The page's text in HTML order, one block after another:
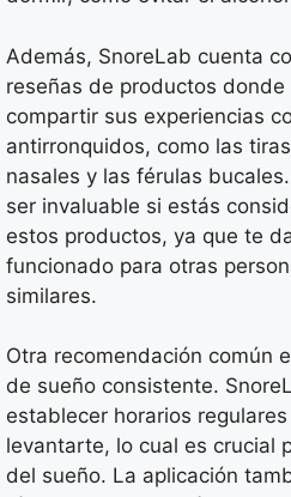
Además, SnoreLab cuenta
reseñas de productos
compartir sus experiencias
antirronquidos, como las
nasales y las férulas
ser invaluable si estás
estos productos, ya que te
funcionado para otras
similares.
Otra recomendación común
de sueño consistente.
establecer horarios
levantarte, lo cual es crucial
del sueño. La aplicación